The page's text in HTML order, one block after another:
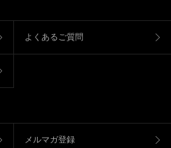
よくあるご質問
メルマガ登録